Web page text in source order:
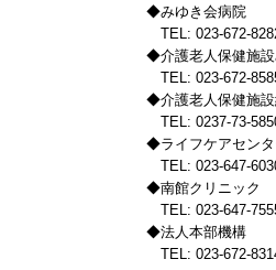
◆みゆき会病院
TEL: 023-672-
◆介護老人保健施設
TEL: 023-672-
◆介護老人保健施設
TEL: 0237-73-
◆ライフケアセン
TEL: 023-647-
◆南館クリニック
TEL: 023-647-
◆法人本部機構
TEL: 023-672-